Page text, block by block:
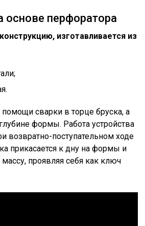
основе перфоратора
изготавливается из
сварки в торце бруска, а
формы. Работа устройства
возвратно-поступательном ходе
прикасается к дну на формы и
проявляя себя как ключ